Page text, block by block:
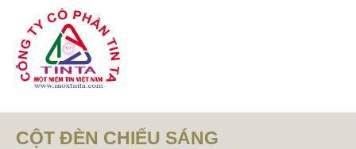
Từ mục này trở xuống là mã nguồn Zalo
CỘT ĐÈN CHIẾU SÁNG